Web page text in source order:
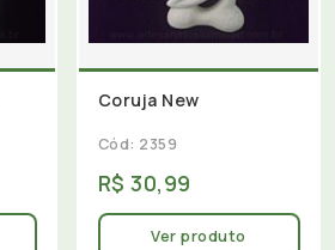
Coruja New
Cód: 2359
R$ 30,99
Ver produto